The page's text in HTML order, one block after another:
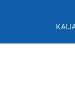
parantamiseksi.